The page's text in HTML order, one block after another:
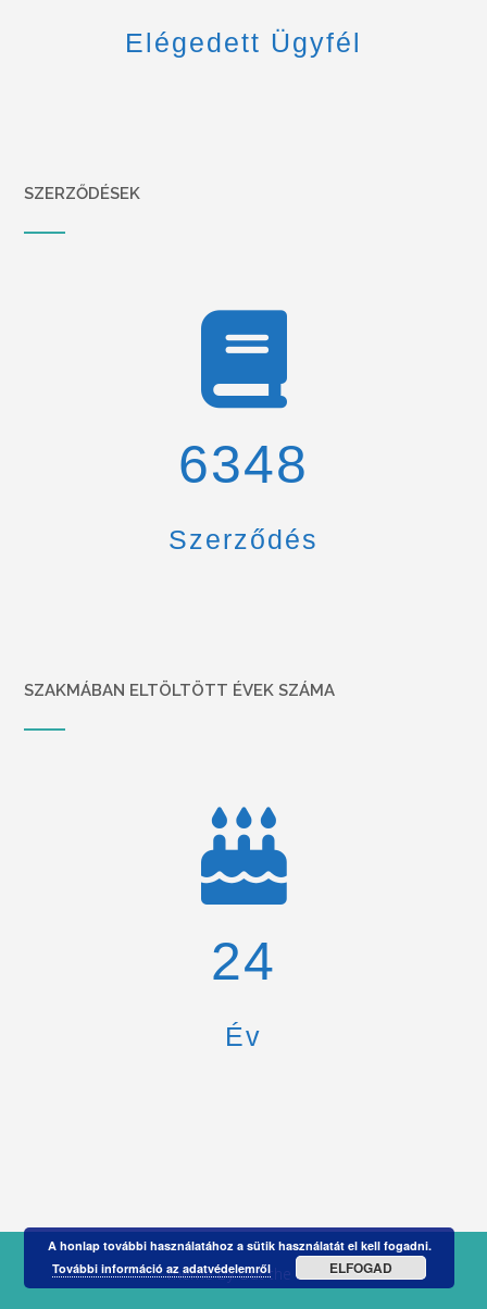
Elégedett Ügyfél
SZERZŐDÉSEK
6900
Szerződés
SZAKMÁBAN ELTÖLTÖTT ÉVEK SZÁMA
26
Év
Theme byOut the Box
A honlap további használatához a sütik használatát el kell fogadni.
További információ az adatvédelemről
ELFOGAD